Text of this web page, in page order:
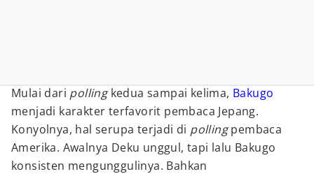
Mulai dari pollingkedua sampai kelima, Bakugo
menjadi karakter terfavorit pembaca Jepang.
Konyolnya, hal serupa terjadi di pollingpembaca
Amerika. Awalnya Deku unggul, tapi lalu Bakugo
konsisten mengunggulinya. Bahkan